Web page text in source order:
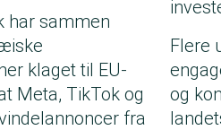
har sammen
klaget til EU-
Meta, TikTok og
fra
Flere
og